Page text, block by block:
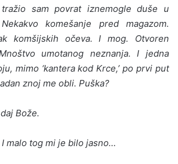
sam povrat iznemogle duše u
komešanje pred magazom.
komšijskih očeva. I mog. Otvoren
umotanog neznanja. I jedna
mimo ‘kantera kod Krce,’ po prvi put
znoj me obli. Puška?
Bože.
malo tog mi je bilo jasno…